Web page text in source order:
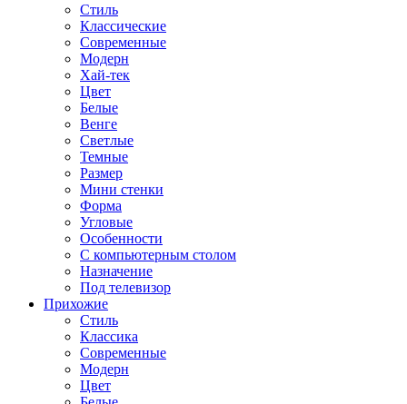
Стиль
Классические
Современные
Модерн
Хай-тек
Цвет
Белые
Венге
Светлые
Темные
Размер
Мини стенки
Форма
Угловые
Особенности
С компьютерным столом
Назначение
Под телевизор
Прихожие
Стиль
Классика
Современные
Модерн
Цвет